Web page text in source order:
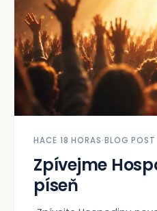
HACE 18 HORAS·BLOG POST
Zpívejme
píseň